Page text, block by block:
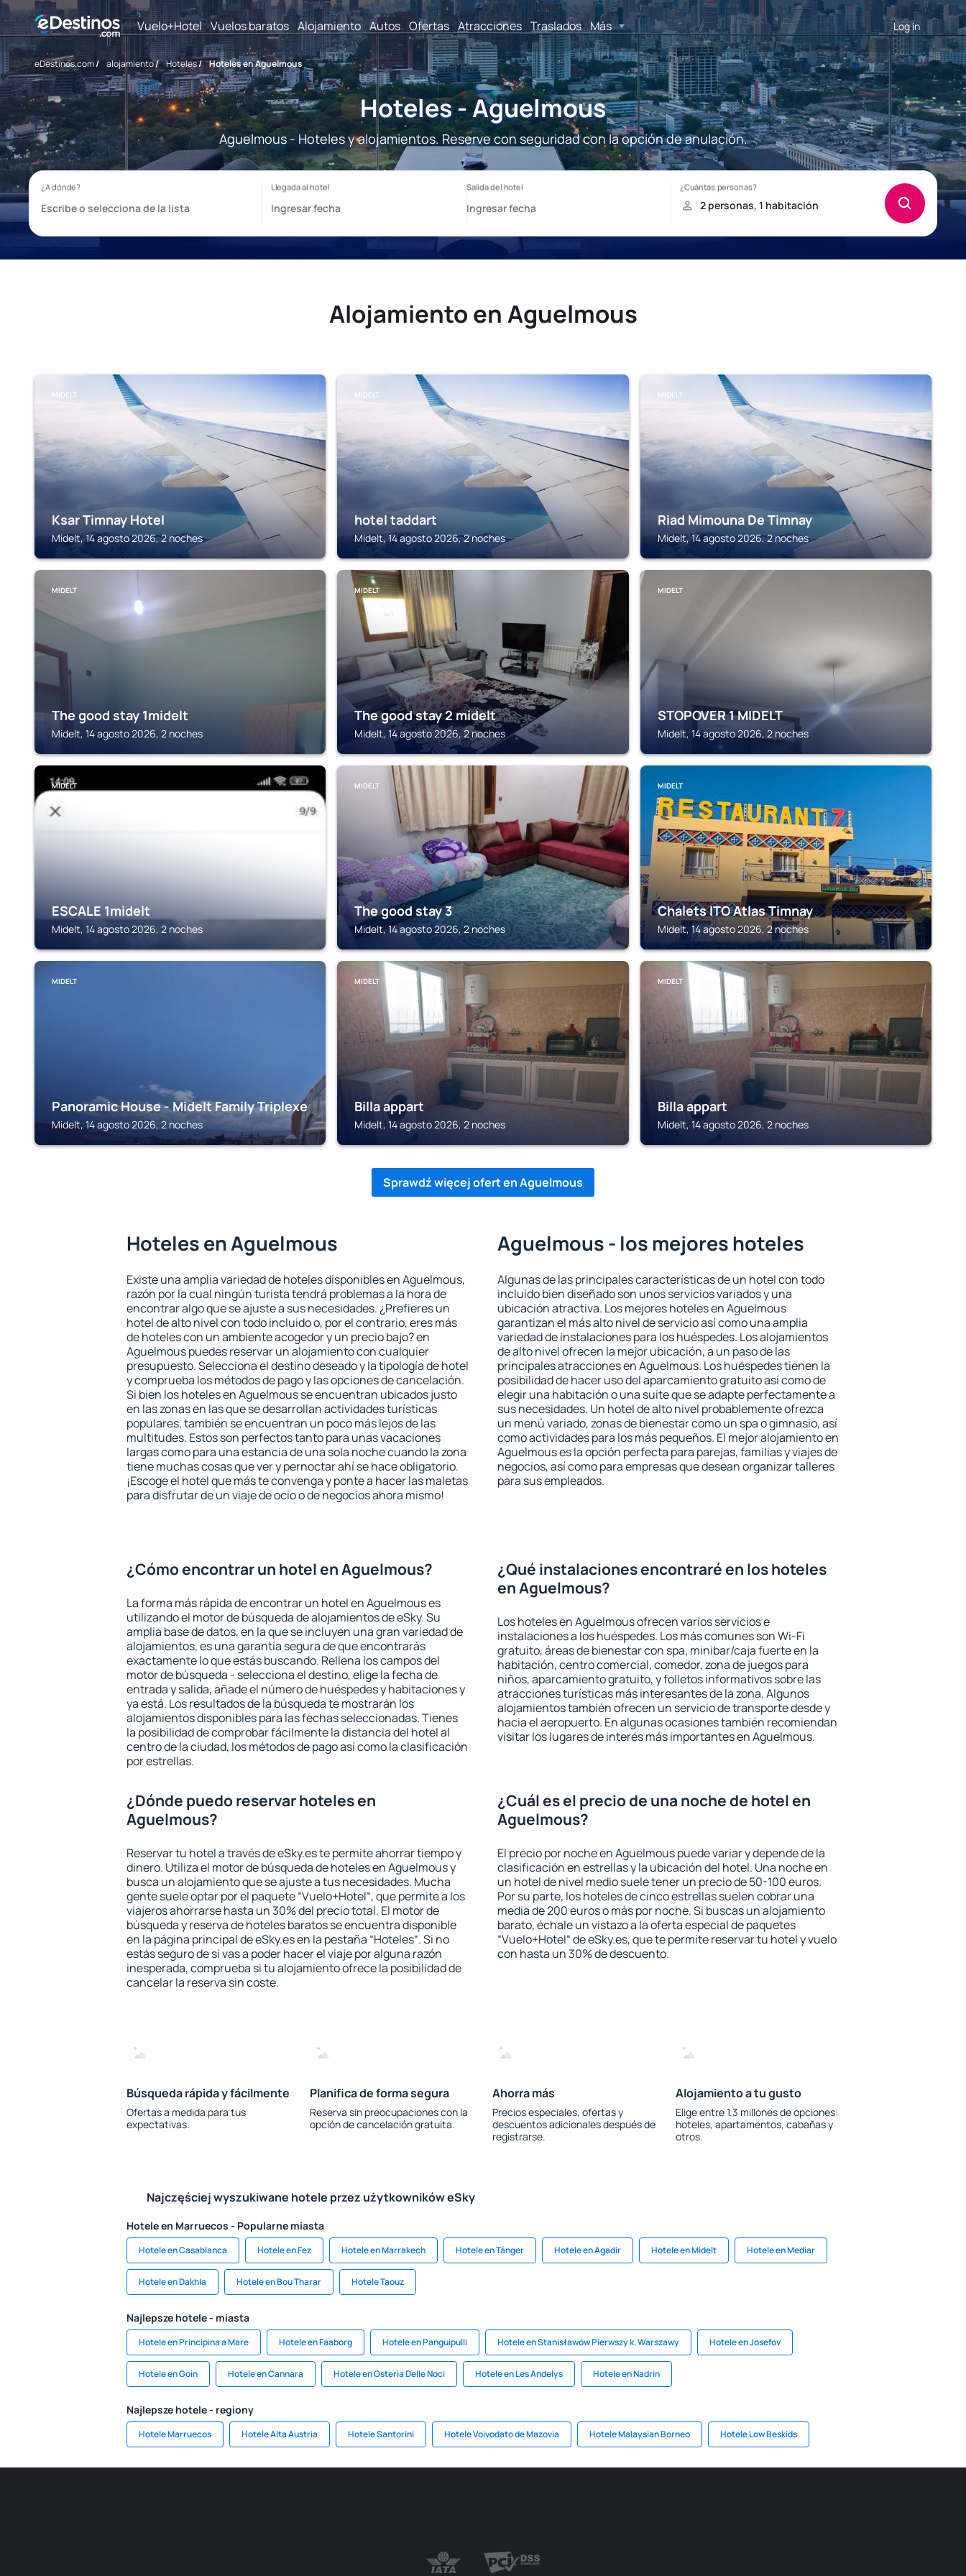
Vuelo+Hotel Vuelos baratos Alojamiento Autos Ofertas Atracciones Traslados Más Log in
eDestinos.com/ alojamiento/ Hoteles/ Hoteles en Aguelmous
Hoteles - Aguelmous
Aguelmous - Hoteles y alojamientos. Reserve con seguridad con la opción de anulación.
Alojamiento en Aguelmous
MIDELT
Ksar Timnay Hotel
Midelt, 14 agosto 2026, 2 noches
MIDELT
hotel taddart
Midelt, 14 agosto 2026, 2 noches
MIDELT
Riad Mimouna De Timnay
Midelt, 14 agosto 2026, 2 noches
MIDELT
The good stay 1midelt
Midelt, 14 agosto 2026, 2 noches
MIDELT
The good stay 2 midelt
Midelt, 14 agosto 2026, 2 noches
MIDELT
STOPOVER 1 MIDELT
Midelt, 14 agosto 2026, 2 noches
MIDELT
ESCALE 1midelt
Midelt, 14 agosto 2026, 2 noches
MIDELT
The good stay 3
Midelt, 14 agosto 2026, 2 noches
MIDELT
Chalets ITO Atlas Timnay
Midelt, 14 agosto 2026, 2 noches
MIDELT
Panoramic House - Midelt Family Triplexe
Midelt, 14 agosto 2026, 2 noches
MIDELT
Billa appart
Midelt, 14 agosto 2026, 2 noches
MIDELT
Billa appart
Midelt, 14 agosto 2026, 2 noches
Sprawdź więcej ofert en Aguelmous
Hoteles en Aguelmous
Existe una amplia variedad de hoteles disponibles en Aguelmous,
razón por la cual ningún turista tendrá problemas a la hora de
encontrar algo que se ajuste a sus necesidades. ¿Prefieres un
hotel de alto nivel con todo incluido o, por el contrario, eres más
de hoteles con un ambiente acogedor y un precio bajo? en
Aguelmous puedes reservar un alojamiento con cualquier
presupuesto. Selecciona el destino deseado y la tipología de hotel
y comprueba los métodos de pago y las opciones de cancelación.
Si bien los hoteles en Aguelmous se encuentran ubicados justo
en las zonas en las que se desarrollan actividades turísticas
populares, también se encuentran un poco más lejos de las
multitudes. Estos son perfectos tanto para unas vacaciones
largas como para una estancia de una sola noche cuando la zona
tiene muchas cosas que ver y pernoctar ahí se hace obligatorio.
¡Escoge el hotel que más te convenga y ponte a hacer las maletas
para disfrutar de un viaje de ocio o de negocios ahora mismo!
Aguelmous - los mejores hoteles
Algunas de las principales características de un hotel con todo
incluido bien diseñado son unos servicios variados y una
ubicación atractiva. Los mejores hoteles en Aguelmous
garantizan el más alto nivel de servicio así como una amplia
variedad de instalaciones para los huéspedes. Los alojamientos
de alto nivel ofrecen la mejor ubicación, a un paso de las
principales atracciones en Aguelmous. Los huéspedes tienen la
posibilidad de hacer uso del aparcamiento gratuito así como de
elegir una habitación o una suite que se adapte perfectamente a
sus necesidades. Un hotel de alto nivel probablemente ofrezca
un menú variado, zonas de bienestar como un spa o gimnasio, así
como actividades para los más pequeños. El mejor alojamiento en
Aguelmous es la opción perfecta para parejas, familias y viajes de
negocios, así como para empresas que desean organizar talleres
para sus empleados.
¿Cómo encontrar un hotel en Aguelmous?
La forma más rápida de encontrar un hotel en Aguelmous es
utilizando el motor de búsqueda de alojamientos de eSky. Su
amplia base de datos, en la que se incluyen una gran variedad de
alojamientos, es una garantía segura de que encontrarás
exactamente lo que estás buscando. Rellena los campos del
motor de búsqueda - selecciona el destino, elige la fecha de
entrada y salida, añade el número de huéspedes y habitaciones y
ya está. Los resultados de la búsqueda te mostrarán los
alojamientos disponibles para las fechas seleccionadas. Tienes
la posibilidad de comprobar fácilmente la distancia del hotel al
centro de la ciudad, los métodos de pago así como la clasificación
por estrellas.
¿Qué instalaciones encontraré en los hoteles
en Aguelmous?
Los hoteles en Aguelmous ofrecen varios servicios e
instalaciones a los huéspedes. Los más comunes son Wi-Fi
gratuito, áreas de bienestar con spa, minibar/caja fuerte en la
habitación, centro comercial, comedor, zona de juegos para
niños, aparcamiento gratuito, y folletos informativos sobre las
atracciones turísticas más interesantes de la zona. Algunos
alojamientos también ofrecen un servicio de transporte desde y
hacia el aeropuerto. En algunas ocasiones también recomiendan
visitar los lugares de interés más importantes en Aguelmous.
¿Dónde puedo reservar hoteles en
Aguelmous?
Reservar tu hotel a través de eSky.es te permite ahorrar tiempo y
dinero. Utiliza el motor de búsqueda de hoteles en Aguelmous y
busca un alojamiento que se ajuste a tus necesidades. Mucha
gente suele optar por el paquete “Vuelo+Hotel“, que permite a los
viajeros ahorrarse hasta un 30% del precio total. El motor de
búsqueda y reserva de hoteles baratos se encuentra disponible
en la página principal de eSky.es en la pestaña “Hoteles“. Si no
estás seguro de si vas a poder hacer el viaje por alguna razón
inesperada, comprueba si tu alojamiento ofrece la posibilidad de
cancelar la reserva sin coste.
¿Cuál es el precio de una noche de hotel en
Aguelmous?
El precio por noche en Aguelmous puede variar y depende de la
clasificación en estrellas y la ubicación del hotel. Una noche en
un hotel de nivel medio suele tener un precio de 50-100 euros.
Por su parte, los hoteles de cinco estrellas suelen cobrar una
media de 200 euros o más por noche. Si buscas un alojamiento
barato, échale un vistazo a la oferta especial de paquetes
“Vuelo+Hotel“ de eSky.es, que te permite reservar tu hotel y vuelo
con hasta un 30% de descuento.
Búsqueda rápida y fácilmente
Ofertas a medida para tus
expectativas.
Planifica de forma segura
Reserva sin preocupaciones con la
opción de cancelación gratuita.
Ahorra más
Precios especiales, ofertas y
descuentos adicionales después de
registrarse.
Alojamiento a tu gusto
Elige entre 1.3 millones de opciones:
hoteles, apartamentos, cabañas y
otros.
Najczęściej wyszukiwane hotele przez użytkowników eSky
Hotele en Marruecos - Popularne miasta
Hotele en Casablanca Hotele en Fez Hotele en Marrakech Hotele en Tánger Hotele en Agadir Hotele en Midelt Hotele en Mediar
Hotele en Dakhla Hotele en Bou Tharar Hotele Taouz
Najlepsze hotele - miasta
Hotele en Principina a Mare Hotele en Faaborg Hotele en Panguipulli Hotele en Stanisławów Pierwszy k. Warszawy Hotele en Josefov
Hotele en Goin Hotele en Cannara Hotele en Osteria Delle Noci Hotele en Les Andelys Hotele en Nadrin
Najlepsze hotele - regiony
Hotele Marruecos Hotele Alta Austria Hotele Santorini Hotele Voivodato de Mazovia Hotele Malaysian Borneo Hotele Low Beskids